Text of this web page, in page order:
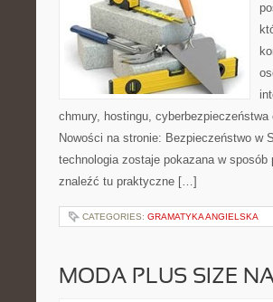
chmury, hostingu,
Nowości na stronie: Bezpieczeństwo w
technologia zostaje pokazana w
znaleźć tu praktyczne […]
CATEGORIES: GRAMATYKA ANGIELSKA
MODA PLUS SIZE